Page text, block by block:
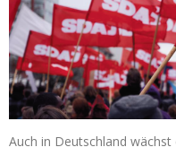
Auch in Deutschland